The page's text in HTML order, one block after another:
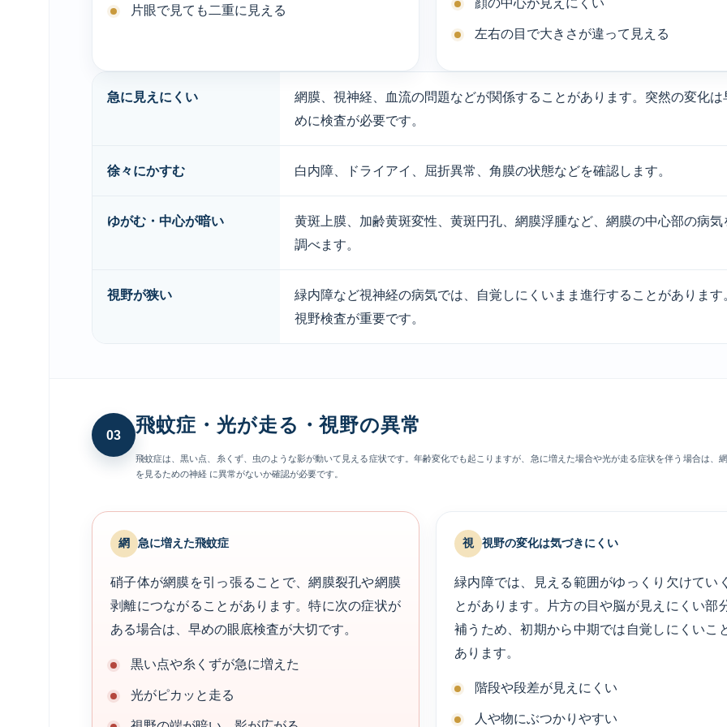
片眼で見ても二重に見える
顔の中心が見えにくい
左右の目で大きさが違って見える
急に見えにくい
網膜、視神経、血流の問題などが関係することがあります。突然の変化は
めに検査が必要です。
徐々にかすむ 白内障、ドライアイ、屈折異常、角膜の状態などを確認します。
ゆがむ・中心が暗い
黄斑上膜、加齢黄斑変性、黄斑円孔、網膜浮腫など、網膜の中心部の病気
調べます。
視野が狭い
緑内障など視神経の病気では、自覚しにくいまま進行することがあります
視野検査が重要です。
03 飛蚊症・光が走る・視野の異常
飛蚊症は、黒い点、糸くず、虫のような影が動いて見える症状です。年齢変化でも起こりますが、急に増えた場合や光が走る症状を伴う場合は、
を見るための神経 に異常がないか確認が必要です。
網 急に増えた飛蚊症
硝子体が網膜を引っ張ることで、網膜裂孔や網膜
剥離につながることがあります。特に次の症状が
ある場合は、早めの眼底検査が大切です。
黒い点や糸くずが急に増えた
光がピカッと走る
視 視野の変化は気づきにくい
緑内障では、見える範囲がゆっくり欠けてい
とがあります。片方の目や脳が見えにくい部
補うため、初期から中期では自覚しにくいこ
あります。
階段や段差が見えにくい
人や物にぶつかりやすい